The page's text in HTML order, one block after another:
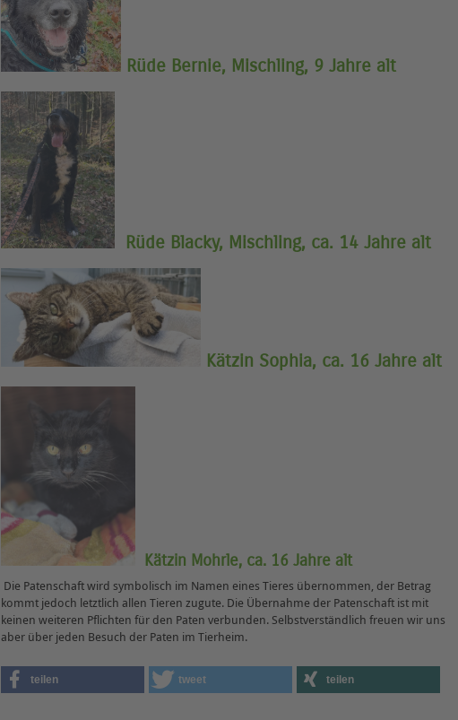
Rüde Bernie, Mischling, 9 Jahre alt
Rüde Blacky, Mischling, ca. 14 Jahre alt
Kätzin Sophia, ca. 16 Jahre alt
Kätzin Mohrle, ca. 16 Jahre alt
Die Patenschaft wird symbolisch im Namen eines Tieres übernommen, der Betrag
kommt jedoch letztlich allen Tieren zugute. Die Übernahme der Patenschaft ist mit
keinen weiteren Pflichten für den Paten verbunden. Selbstverständlich freuen wir uns
aber über jeden Besuch der Paten im Tierheim.
teilen tweet teilen